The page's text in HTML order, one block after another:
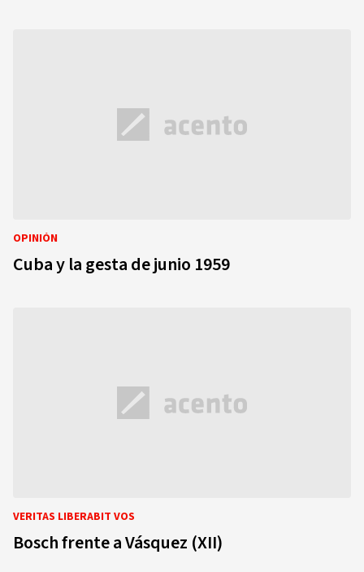
OPINIÓN
Cuba y la gesta de junio 1959
VERITAS LIBERABIT VOS
Bosch frente a Vásquez (XII)